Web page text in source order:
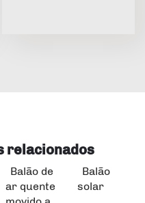
relacionados
Balão de
ar quente
Balão
solar